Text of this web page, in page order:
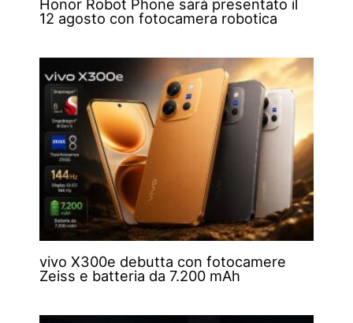
Honor Robot Phone sarà presentato il
12 agosto con fotocamera robotica
vivo X300e debutta con fotocamere
Zeiss e batteria da 7.200 mAh